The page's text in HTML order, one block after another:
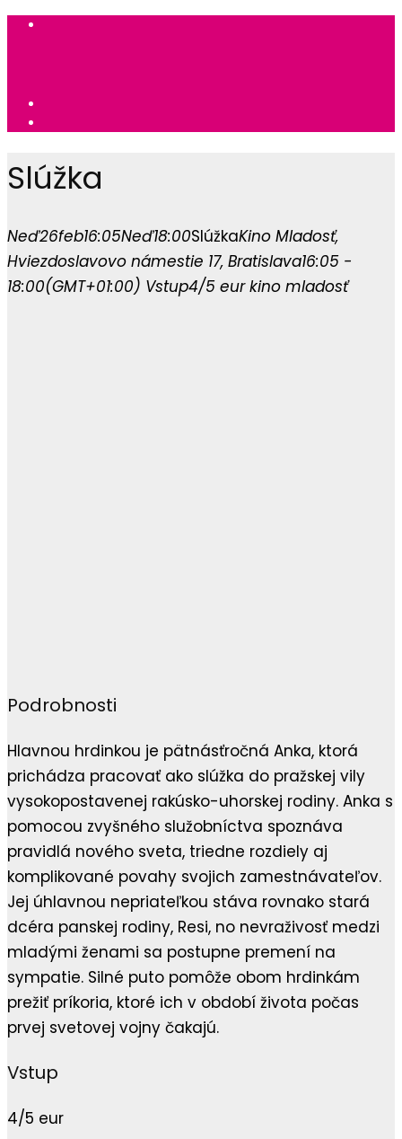
Slúžka
Neď26feb16:05Neď18:00SlúžkaKino Mladosť,
Hviezdoslavovo námestie 17, Bratislava16:05 -
18:00(GMT+01:00) Vstup4/5 eur kino mladosť
Podrobnosti
Hlavnou hrdinkou je pätnásťročná Anka, ktorá
prichádza pracovať ako slúžka do pražskej vily
vysokopostavenej rakúsko-uhorskej rodiny. Anka s
pomocou zvyšného služobníctva spoznáva
pravidlá nového sveta, triedne rozdiely aj
komplikované povahy svojich zamestnávateľov.
Jej úhlavnou nepriateľkou stáva rovnako stará
dcéra panskej rodiny, Resi, no nevraživosť medzi
mladými ženami sa postupne premení na
sympatie. Silné puto pomôže obom hrdinkám
prežiť príkoria, ktoré ich v období života počas
prvej svetovej vojny čakajú.
Vstup
4/5 eur